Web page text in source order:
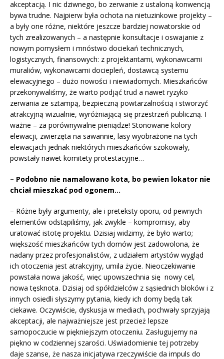
akceptacją. I nic dziwnego, bo zerwanie z ustaloną konwencją
bywa trudne. Najpierw była ochota na nietuzinkowe projekty –
a były one różne, niektóre jeszcze bardziej nowatorskie od
tych zrealizowanych – a następnie konsultacje i oswajanie z
nowym pomysłem i mnóstwo dociekań technicznych,
logistycznych, finansowych: z projektantami, wykonawcami
muraliów, wykonawcami dociepleń, dostawcą systemu
elewacyjnego – dużo nowości i niewiadomych. Mieszkańców
przekonywaliśmy, że warto podjąć trud a nawet ryzyko
zerwania ze sztampą, bezpieczną powtarzalnością i stworzyć
atrakcyjną wizualnie, wyróżniającą się przestrzeń publiczną. I
ważne – za porównywalne pieniądze! Stonowane kolory
elewacji, zwierzęta na sawannie, lasy wyobrażone na tych
elewacjach jednak niektórych mieszkańców szokowały,
powstały nawet komitety protestacyjne…
– Podobno nie namalowano kota, bo pewien lokator nie
chciał mieszkać pod ogonem…
– Różne były argumenty, ale i preteksty oporu, od pewnych
elementów odstąpiliśmy, jak zwykle – kompromisy, aby
uratować istotę projektu. Dzisiaj widzimy, że było warto;
większość mieszkańców tych domów jest zadowolona, że
nadany przez profesjonalistów, z udziałem artystów wygląd
ich otoczenia jest atrakcyjny, umila życie. Nieoczekiwanie
powstała nowa jakość, więc upowszechnia się nowy cel,
nowa tęsknota. Dzisiaj od spółdzielców z sąsiednich bloków i z
innych osiedli słyszymy pytania, kiedy ich domy będą tak
ciekawe. Oczywiście, dyskusja w mediach, pochwały sprzyjają
akceptacji, ale najważniejsze jest przecież lepsze
samopoczucie w piękniejszym otoczeniu. Zasługujemy na
piękno w codziennej szarości. Uświadomienie tej potrzeby
daje szanse, że nasza inicjatywa rzeczywiście da impuls do